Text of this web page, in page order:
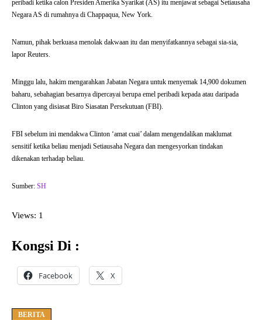
peribadi ketika calon Presiden Amerika Syarikat (AS) itu menjawat sebagai Setiausaha
Negara AS di rumahnya di Chappaqua, New York.
Namun, pihak berkuasa menolak dakwaan itu dan menyifatkannya sebagai sia-sia,
lapor Reuters.
Minggu lalu, hakim mengarahkan Jabatan Negara untuk menyemak 14,900 dokumen
baharu, sebahagian besarnya dipercayai berupa emel peribadi kepada atau daripada
Clinton yang disiasat Biro Siasatan Persekutuan (FBI).
FBI sebelum ini mendakwa Clinton ‘amat cuai’ dalam mengendalikan maklumat
sensitif ketika beliau menjadi Setiausaha Negara dan mengesyorkan tindakan
dikenakan terhadap beliau.
Sumber: SH
Views: 1
Kongsi Di :
Facebook X
BERITA